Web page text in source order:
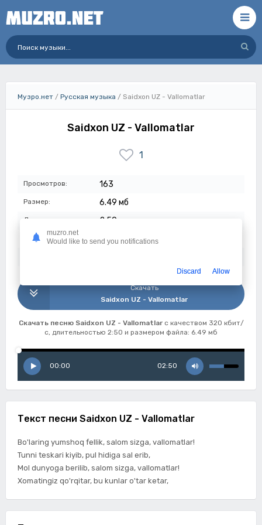
Музро.нет / Русская музыка / Saidxon UZ - Vallomatlar
Saidxon UZ - Vallomatlar
1
Просмотров: 163
Размер: 6.49 мб
Длительность: 2:50
Качество: 320 кбит/с
Скачать
Saidxon UZ - Vallomatlar
Скачать песню Saidxon UZ - Vallomatlarс качеством 320 кбит/
с, длительностью 2:50 и размером файла: 6.49 мб
00:00 02:50
Текст песни Saidxon UZ - Vallomatlar
Bo'laring yumshoq fellik, salom sizga, vallomatlar!
Tunni teskari kiyib, pul hidiga sal erib,
Mol dunyoga berilib, salom sizga, vallomatlar!
Xomatingiz qo'rqitar, bu kunlar o'tar ketar,
muzro.net
Would like to send you notifications
Discard Allow